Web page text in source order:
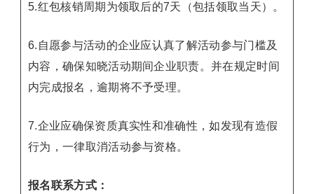
5.红包核销周期为领取后的7天（包括领取当天）。
6.自愿参与活动的企业应认真了解活动参与门槛及
内容，确保知晓活动期间企业职责。并在规定时间
内完成报名，逾期将不予受理。
7.企业应确保资质真实性和准确性，如发现有造假
行为，一律取消活动参与资格。
报名联系方式：